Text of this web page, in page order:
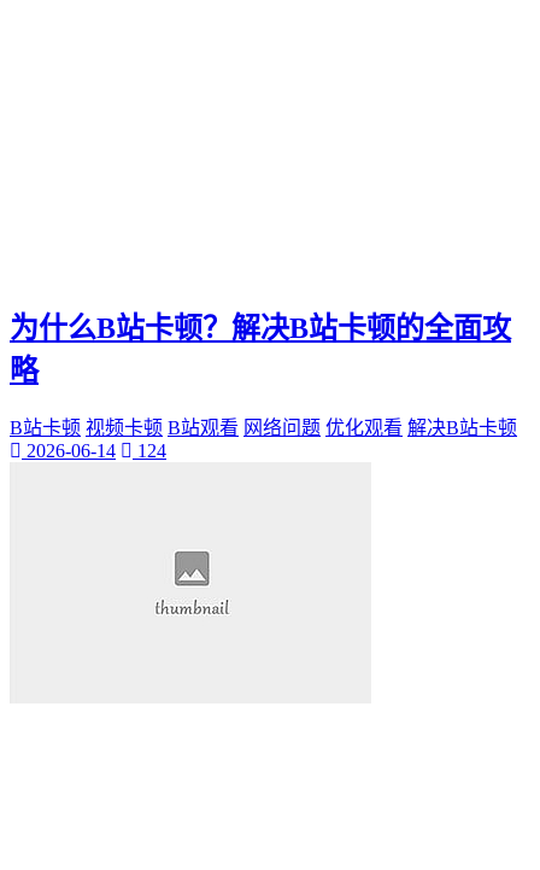
为什么B站卡顿？解决B站卡顿的全面攻
略
B站卡顿 视频卡顿 B站观看 网络问题 优化观看 解决B站卡顿
2026-06-14
124